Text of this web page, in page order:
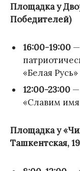
Площадка у
Победителей)
16:00-19:00
«Белая
12:00-23:00
«Славим имя
Площадка у
Ташкентская,